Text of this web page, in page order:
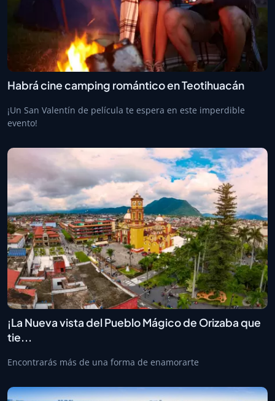
Habrá cine camping romántico en Teotihuacán
¡Un San Valentín de película te espera en este imperdible
evento!
¡La Nueva vista del Pueblo Mágico de Orizaba que
tie...
Encontrarás más de una forma de enamorarte